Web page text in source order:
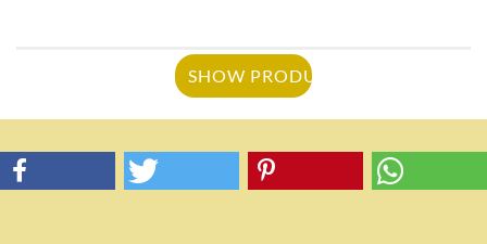
SHOW PRODUCT